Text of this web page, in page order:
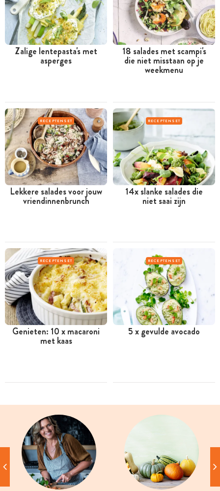
Zalige lentepasta's met
asperges
18 salades met scampi's
die niet misstaan op je
weekmenu
RECEPTENSET
Lekkere salades voor jouw
vriendinnenbrunch
RECEPTENSET
14x slanke salades die
niet saai zijn
RECEPTENSET
Genieten: 10 x macaroni
met kaas
RECEPTENSET
5 x gevulde avocado